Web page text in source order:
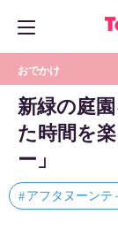
おでかけ
新緑の庭
た時間を
ー」
アフタヌーンテ